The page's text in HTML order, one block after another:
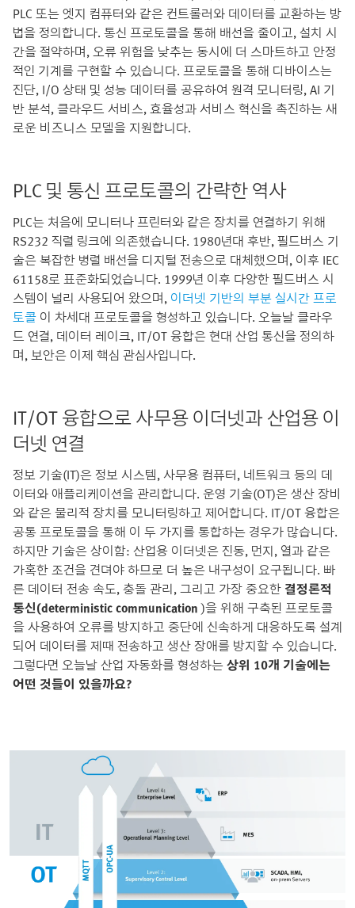
PLC 또는 엣지 컴퓨터와 같은 컨트롤러와 데이터를 교환하는 방
법을 정의합니다. 통신 프로토콜을 통해 배선을 줄이고, 설치 시
간을 절약하며, 오류 위험을 낮추는 동시에 더 스마트하고 안정
적인 기계를 구현할 수 있습니다. 프로토콜을 통해 디바이스는
진단, I/O 상태 및 성능 데이터를 공유하여 원격 모니터링, AI 기
반 분석, 클라우드 서비스, 효율성과 서비스 혁신을 촉진하는 새
로운 비즈니스 모델을 지원합니다.
PLC 및 통신 프로토콜의 간략한 역사
PLC는 처음에 모니터나 프린터와 같은 장치를 연결하기 위해
RS232 직렬 링크에 의존했습니다. 1980년대 후반, 필드버스 기
술은 복잡한 병렬 배선을 디지털 전송으로 대체했으며, 이후 IEC
61158로 표준화되었습니다. 1999년 이후 다양한 필드버스 시
스템이 널리 사용되어 왔으며, 이더넷 기반의 부분 실시간 프로
토콜 이 차세대 프로토콜을 형성하고 있습니다. 오늘날 클라우
드 연결, 데이터 레이크, IT/OT 융합은 현대 산업 통신을 정의하
며, 보안은 이제 핵심 관심사입니다.
IT/OT 융합으로 사무용 이더넷과 산업용 이
더넷 연결
정보 기술(IT)은 정보 시스템, 사무용 컴퓨터, 네트워크 등의 데
이터와 애플리케이션을 관리합니다. 운영 기술(OT)은 생산 장비
와 같은 물리적 장치를 모니터링하고 제어합니다. IT/OT 융합은
공통 프로토콜을 통해 이 두 가지를 통합하는 경우가 많습니다.
하지만 기술은 상이함: 산업용 이더넷은 진동, 먼지, 열과 같은
가혹한 조건을 견뎌야 하므로 더 높은 내구성이 요구됩니다. 빠
른 데이터 전송 속도, 충돌 관리, 그리고 가장 중요한 결정론적
통신(deterministic communication)을 위해 구축된 프로토콜
을 사용하여 오류를 방지하고 중단에 신속하게 대응하도록 설계
되어 데이터를 제때 전송하고 생산 장애를 방지할 수 있습니다.
그렇다면 오늘날 산업 자동화를 형성하는상위 10개 기술에는
어떤 것들이 있을까요?